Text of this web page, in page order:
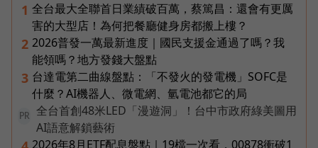
1 全台最大全聯首日業績破百萬，蔡篤昌：還會有更厲
害的大型店！為何把餐廳健身房都搬上樓？
2 2026普發一萬最新進度｜國民支援金通過了嗎？我
能領嗎？地方發錢大盤點
3 台達電第二曲線盤點：「不發火的發電機」SOFC是
什麼？AI機器人、微電網、氫電池都它的局
PR
全台首創48米LED「漫遊洞」！台中市政府綠美圖用
AI語意解鎖藝術
2026年8月ETF配息盤點｜19檔一次看，00878衝破1